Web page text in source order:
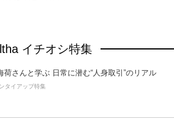
イチオシ特集
荷さんと学ぶ 日常に潜む“人身取引”のリアル
タイアップ特集